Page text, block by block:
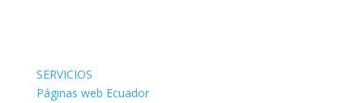
SERVICIOS
Páginas web Ecuador